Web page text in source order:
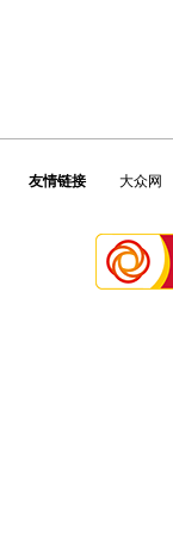
友情链接 大众网